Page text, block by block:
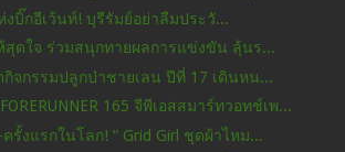
งบิ๊กอีเว้นท์! บุรีรัมย์อย่าลืมประวั...
สุดใจ ร่วมสนุกทายผลการแข่งขัน ลุ้นร...
จกรรมปลูกป่าชายเลน ปีที่ 17 เดินหน...
165 จีพีเอสสมาร์ทวอทช์เพ...
รั้งแรกในโลก! “ Grid Girl ชุดผ้าไหม...